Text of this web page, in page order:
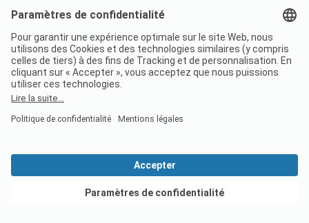
sur les prix sur cette page.
Le camping Relais de la Sarvaz
dispose-t-il de sanitaires
mobilité réduite ?
Oui, le camping Relais de la Sarvaz dispose de
Voir les offres